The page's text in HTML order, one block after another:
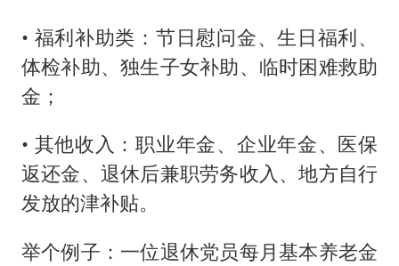
• 福利补助类：节日慰问金、生日福利、
体检补助、独生子女补助、临时困难救助
金；
• 其他收入：职业年金、企业年金、医保
返还金、退休后兼职劳务收入、地方自行
发放的津补贴。
举个例子：一位退休党员每月基本养老金